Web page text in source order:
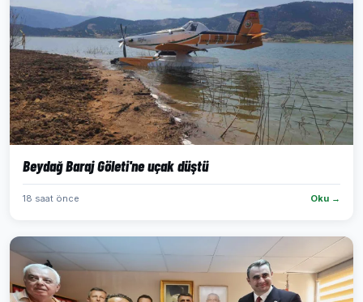
Beydağ Baraj Göleti'ne uçak düştü
18 saat önce Oku →